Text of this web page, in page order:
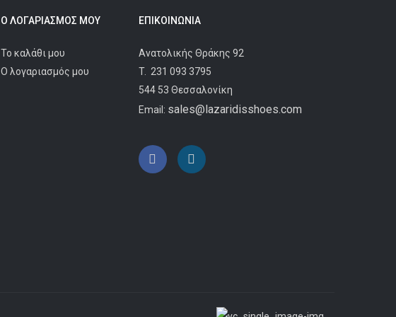
Ο ΛΟΓΑΡΙΑΣΜΌΣ ΜΟΥ
Το καλάθι μου
Ο λογαριασμός μου
ΕΠΙΚΟΙΝΩΝΊΑ
Ανατολικής Θράκης 92
T. 231 093 3795
544 53 Θεσσαλονίκη
Email: sales@lazaridisshoes.com